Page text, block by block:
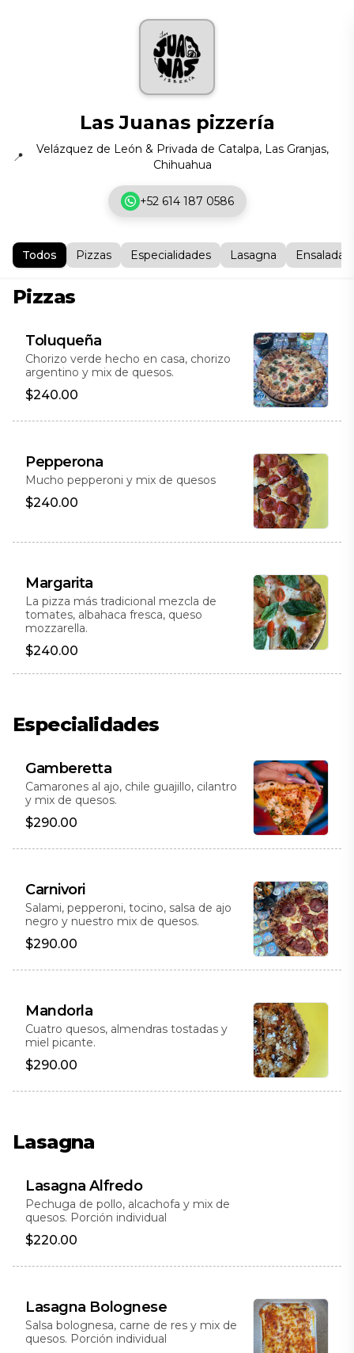
Las Juanas pizzería
📍
Velázquez de León & Privada de Catalpa, Las Granjas,
Chihuahua
+52 614 187 0586
Todos Pizzas Especialidades Lasagna Ensaladas
Pizzas
Toluqueña
Chorizo verde hecho en casa, chorizo
argentino y mix de quesos.
$240.00
Pepperona
Mucho pepperoni y mix de quesos
$240.00
Margarita
La pizza más tradicional mezcla de
tomates, albahaca fresca, queso
mozzarella.
$240.00
Especialidades
Gamberetta
Camarones al ajo, chile guajillo, cilantro
y mix de quesos.
$290.00
Carnivori
Salami, pepperoni, tocino, salsa de ajo
negro y nuestro mix de quesos.
$290.00
Mandorla
Cuatro quesos, almendras tostadas y
miel picante.
$290.00
Lasagna
Lasagna Alfredo
Pechuga de pollo, alcachofa y mix de
quesos. Porción individual
$220.00
Lasagna Bolognese
Salsa bolognesa, carne de res y mix de
quesos. Porción individual